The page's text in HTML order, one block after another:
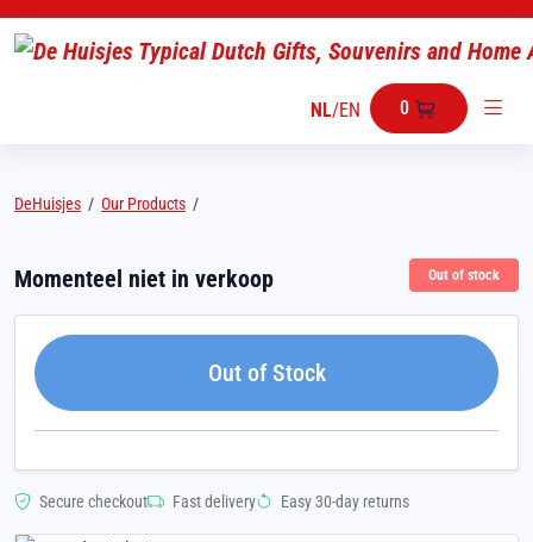
NL/EN 0
DeHuisjes / Our Products /
Momenteel niet in verkoop Out of stock
Out of Stock
Secure checkout Fast delivery Easy 30-day returns